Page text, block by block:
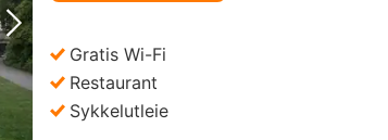
Neste bildeGratis Wi-Fi
Restaurant
Sykkelutleie